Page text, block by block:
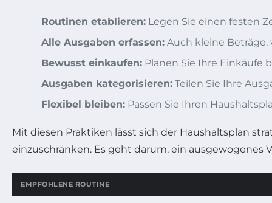
Routinen etablieren: Legen Sie einen festen
Alle Ausgaben erfassen: Auch kleine
Bewusst einkaufen: Planen Sie Ihre Einkäufe
Ausgaben kategorisieren: Teilen Sie Ihre
Flexibel bleiben: Passen Sie Ihren
Mit diesen Praktiken lässt sich der Haushaltsplan
einzuschränken. Es geht darum, ein ausgewogenes
EMPFOHLENE ROUTINE